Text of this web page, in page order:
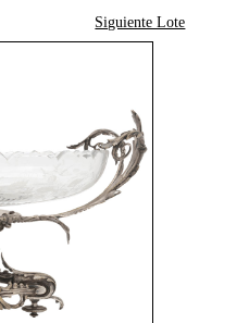
Siguiente Lote